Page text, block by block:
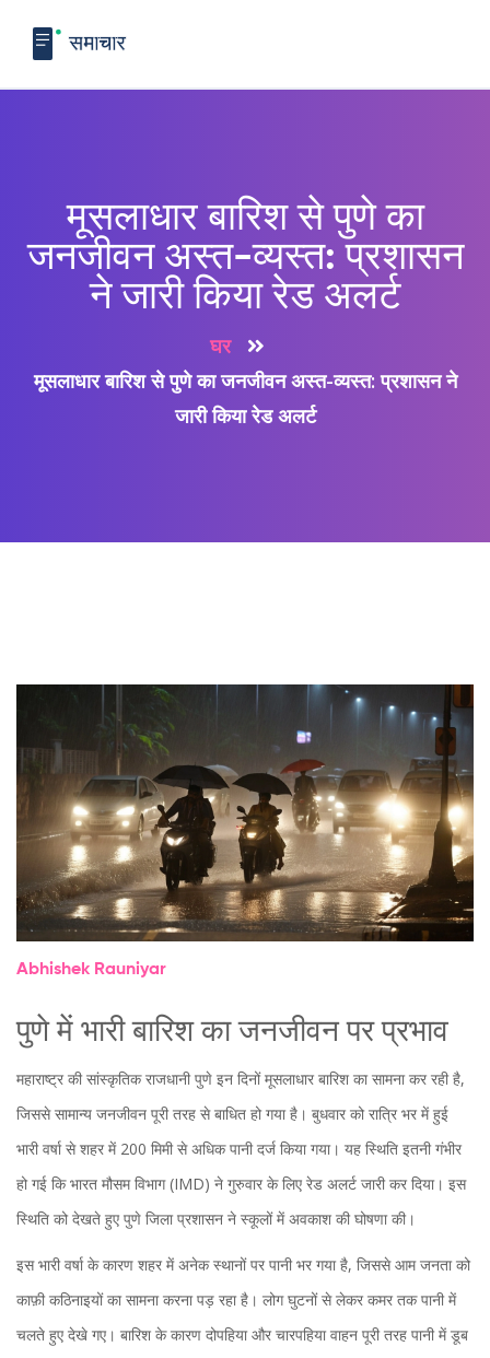
मूसलाधार बारिश से पुणे का
जनजीवन अस्त-व्यस्त: प्रशासन
ने जारी किया रेड अलर्ट
घर
मूसलाधार बारिश से पुणे का जनजीवन अस्त-व्यस्त: प्रशासन ने
जारी किया रेड अलर्ट
Abhishek Rauniyar
पुणे में भारी बारिश का जनजीवन पर प्रभाव
महाराष्ट्र की सांस्कृतिक राजधानी पुणे इन दिनों मूसलाधार बारिश का सामना कर रही है,
जिससे सामान्य जनजीवन पूरी तरह से बाधित हो गया है। बुधवार को रात्रि भर में हुई
भारी वर्षा से शहर में 200 मिमी से अधिक पानी दर्ज किया गया। यह स्थिति इतनी गंभीर
हो गई कि भारत मौसम विभाग (IMD) ने गुरुवार के लिए रेड अलर्ट जारी कर दिया। इस
स्थिति को देखते हुए पुणे जिला प्रशासन ने स्कूलों में अवकाश की घोषणा की।
इस भारी वर्षा के कारण शहर में अनेक स्थानों पर पानी भर गया है, जिससे आम जनता को
काफ़ी कठिनाइयों का सामना करना पड़ रहा है। लोग घुटनों से लेकर कमर तक पानी में
चलते हुए देखे गए। बारिश के कारण दोपहिया और चारपहिया वाहन पूरी तरह पानी में डूब